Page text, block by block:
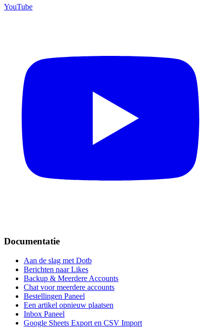
YouTube
Documentatie
Aan de slag met Dotb
Berichten naar Likes
Backup & Meerdere Accounts
Chat voor meerdere accounts
Bestellingen Paneel
Een artikel opnieuw plaatsen
Inbox Paneel
Google Sheets Export en CSV Import